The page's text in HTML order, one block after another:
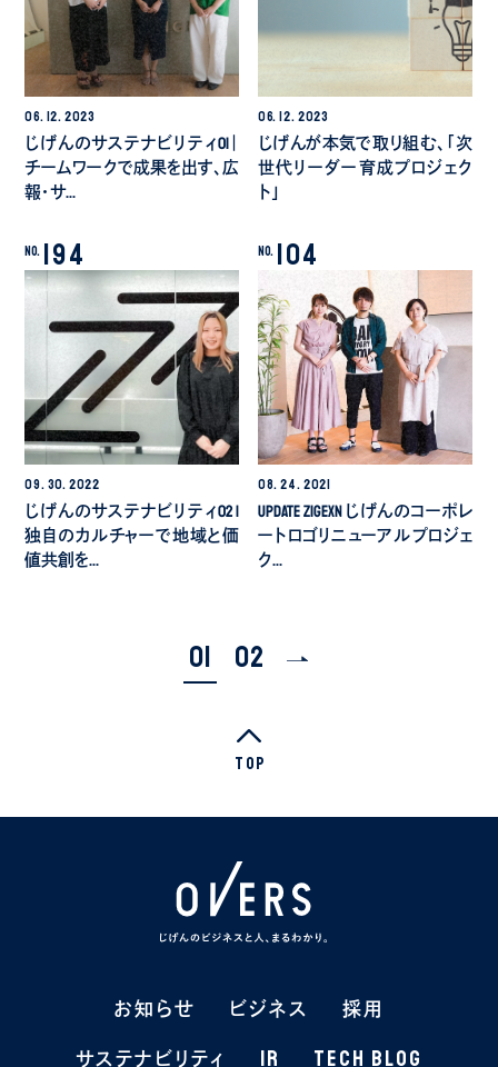
06. 12. 2023
じげんのサステナビリティ01｜
チームワークで成果を出す、広
報・サ…
06. 12. 2023
じげんが本気で取り組む、「次
世代リーダー育成プロジェク
ト」
No. 194
09. 30. 2022
じげんのサステナビリティ02 |
独自のカルチャーで地域と価
値共創を…
No. 104
08. 24. 2021
Update ZIGExN じげんのコーポレ
ートロゴリニューアル プロジェ
ク…
01 02
Top
お知らせ
お知らせ ビジネス
ビジネス 採用
採用
サステナビリティ
サステナビリティ IR
IR TECH BLOG
TECH BLOG